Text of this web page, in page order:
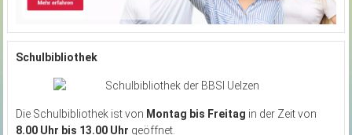
Schulbibliothek
Die Schulbibliothek ist von Montag bis Freitag in der Zeit von
8.00 Uhr bis 13.00 Uhr geöffnet.